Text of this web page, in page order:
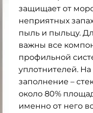
защищает от
неприятных
пыль и пыльцу.
важны все
профильной
уплотнителей.
заполнение –
около 80%
именно от него